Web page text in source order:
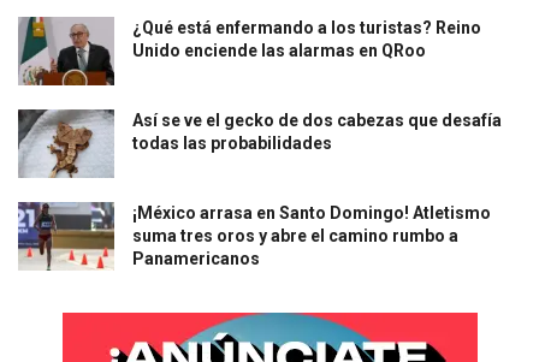
¿Qué está enfermando a los turistas? Reino
Unido enciende las alarmas en QRoo
Así se ve el gecko de dos cabezas que desafía
todas las probabilidades
¡México arrasa en Santo Domingo! Atletismo
suma tres oros y abre el camino rumbo a
Panamericanos